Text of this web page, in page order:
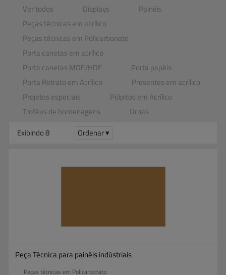
Ver todos Displays
Painéis
Peças técnicas em acrílico
Peças técnicas em Policarbonato
Porta canetas em acrílico
Porta canetas MDF​/​HDF
Porta papéis
Porta Retrato em Acrílico
Presentes em acrílico
Projetos especiais
Púlpitos em Acrílico
Troféus de homenagens
Urnas
Exibindo 8
Ordenar ▾
Peça Técnica para painéis indústriais
Peças técnicas em Policarbonato